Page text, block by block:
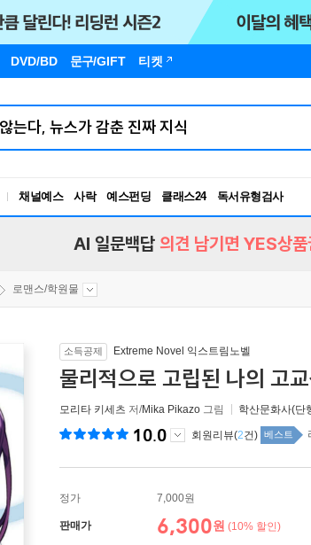
DVD/BD 문구/GIFT 티켓
채널예스 사락 예스펀딩 클래스24
독서유형검사
RBTI Lab
AI 일문백답 의견 남기면 YES상
로맨스/학원물
소득공제 Extreme Novel 익스트림노벨
물리적으로 고립된 나의 고
모리타 키세츠 저/Mika Pikazo 그림 학산문화사(단
10.0 회원리뷰(2건) 베스트
정가 7,000원
판매가 6,300원 (10% 할인)